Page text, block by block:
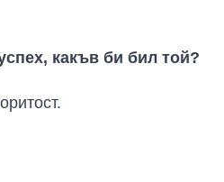
какъв би бил той?